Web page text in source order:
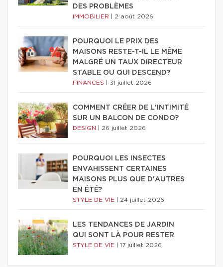
DES PROBLÈMES
IMMOBILIER 2 août 2026
POURQUOI LE PRIX DES
MAISONS RESTE-T-IL LE MÊME
MALGRÉ UN TAUX DIRECTEUR
STABLE OU QUI DESCEND?
FINANCES 31 juillet 2026
COMMENT CRÉER DE L'INTIMITÉ
SUR UN BALCON DE CONDO?
DESIGN 26 juillet 2026
POURQUOI LES INSECTES
ENVAHISSENT CERTAINES
MAISONS PLUS QUE D'AUTRES
EN ÉTÉ?
STYLE DE VIE 24 juillet 2026
LES TENDANCES DE JARDIN
QUI SONT LÀ POUR RESTER
STYLE DE VIE 17 juillet 2026